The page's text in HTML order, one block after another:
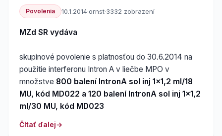
Povolenia 10.1.2014·ornst·3332 zobrazení
MZd SR vydáva
skupinové povolenie s platnosťou do 30.6.2014 na
použitie interferonu Intron A v liečbe MPO v
množstve 800 balení IntronA sol inj 1x1,2 ml/18
MU, kód MD022 a 120 balení IntronA sol inj 1x1,2
ml/30 MU, kód MD023
Čítať ďalej